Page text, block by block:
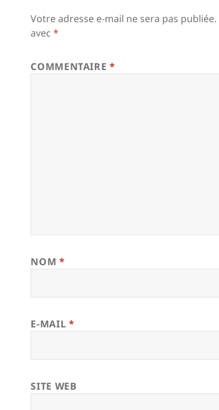
Votre adresse e-mail ne sera pas publiée.
avec*
COMMENTAIRE*
NOM *
E-MAIL *
SITE WEB